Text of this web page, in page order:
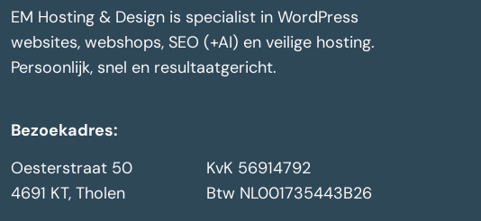
EM Hosting & Design is specialist in WordPress
websites, webshops, SEO (+AI) en veilige hosting.
Persoonlijk, snel en resultaatgericht.
Bezoekadres:
Oesterstraat 50
4691 KT, Tholen
KvK 56914792
Btw NL001735443B26